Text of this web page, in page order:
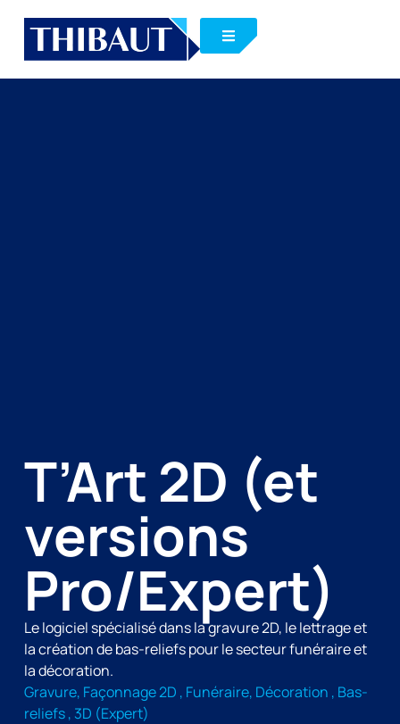
T’Art 2D (et
versions
Pro/Expert)
Le logiciel spécialisé dans la gravure 2D, le lettrage et
la création de bas-reliefs pour le secteur funéraire et
la décoration.
Gravure, Façonnage 2D , Funéraire, Décoration , Bas-
reliefs , 3D (Expert)